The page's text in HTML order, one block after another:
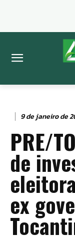
9 de janeiro de
PRE/
de
ex